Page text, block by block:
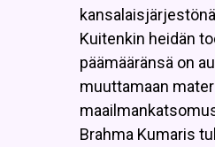
Kuitenkin heidän
päämääränsä on
muuttamaan
Brahma Kumaris